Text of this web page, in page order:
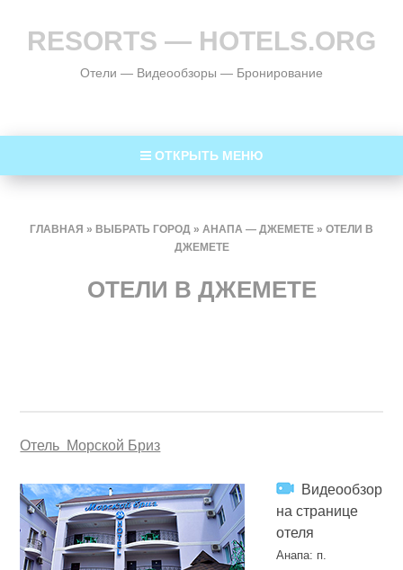
RESORTS — HOTELS.ORG
Отели — Видеообзоры — Бронирование
ОТКРЫТЬ МЕНЮ
ГЛАВНАЯ » ВЫБРАТЬ ГОРОД » АНАПА — ДЖЕМЕТЕ » ОТЕЛИ В
ДЖЕМЕТЕ
ОТЕЛИ В ДЖЕМЕТЕ
Отель Морской Бриз
Видеообзор
на странице
отеля
Анапа: п.